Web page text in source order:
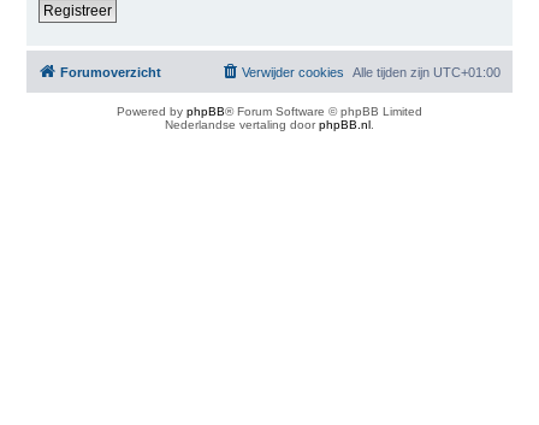
Registreer
Forumoverzicht Alle tijden zijn UTC+01:00
Verwijder cookies
Powered by phpBB® Forum Software © phpBB Limited
Nederlandse vertaling doorphpBB.nl